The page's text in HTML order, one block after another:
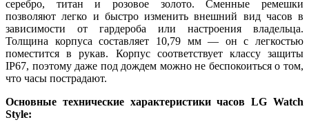
серебро, титан и розовое золото. Сменные ремешки
позволяют легко и быстро изменить внешний вид часов в
зависимости от гардероба или настроения владельца.
Толщина корпуса составляет 10,79 мм — он с легкостью
поместится в рукав. Корпус соответствует классу защиты
IP67, поэтому даже под дождем можно не беспокоиться о том,
что часы пострадают.
Основные технические характеристики часов LG Watch
Style: